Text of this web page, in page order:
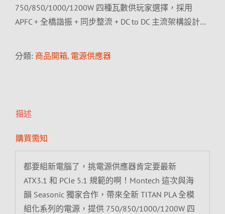
750/850/1000/1200W 四種瓦數供玩家選擇，採用
APFC + 全橋諧振 + 同步整流 + DC to DC 主流架構設計…
分類: 商品開箱, 電源供應器
描述
購買需知
都要組新電腦了，挑電源供應器肯定要最新
ATX3.1 和 PCIe 5.1 規範的啊！Montech 這次與海
韻 Seasonic 獨家合作，帶來全新 TITAN PLA 全模
組化系列的電源，提供 750/850/1000/1200W 四